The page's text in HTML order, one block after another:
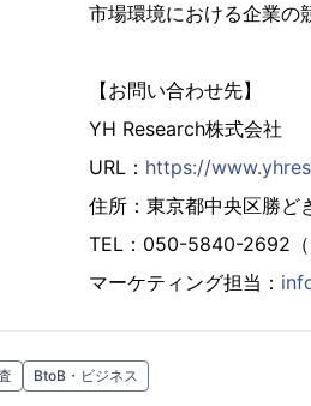
市場環境における企業の
【お問い合わせ先】
YH Research株式会社
URL： https://
住所：東京都中央区勝ど
TEL：050-5840-2692（
マーケティング担当：
BtoB・ビジネス